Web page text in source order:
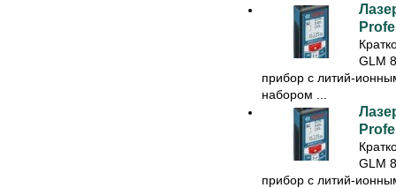
GLM
прибор с литий-
набором ...
GLM
прибор с литий-